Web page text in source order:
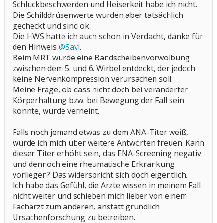
Schluckbeschwerden und Heiserkeit habe ich nicht.
Die Schilddrüsenwerte wurden aber tatsächlich
gecheckt und sind ok.
Die HWS hatte ich auch schon in Verdacht, danke für
den Hinweis @Savi.
Beim MRT wurde eine Bandscheibenvorwölbung
zwischen dem 5. und 6. Wirbel entdeckt, der jedoch
keine Nervenkompression verursachen soll.
Meine Frage, ob dass nicht doch bei veränderter
Körperhaltung bzw. bei Bewegung der Fall sein
könnte, wurde verneint.
Falls noch jemand etwas zu dem ANA-Titer weiß,
würde ich mich über weitere Antworten freuen. Kann
dieser Titer erhöht sein, das ENA-Screening negativ
und dennoch eine rheumatische Erkrankung
vorliegen? Das widerspricht sich doch eigentlich.
Ich habe das Gefühl, die Ärzte wissen in meinem Fall
nicht weiter und schieben mich lieber von einem
Facharzt zum anderen, anstatt gründlich
Ursachenforschung zu betreiben.